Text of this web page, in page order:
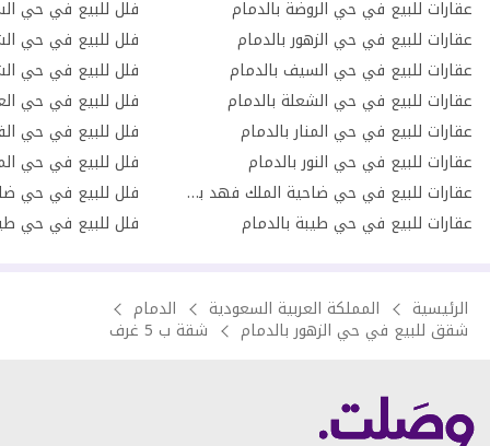
عقارات للبيع في حي الروضة بالدمام
عقارات للبيع في حي الزهور بالدمام
عقارات للبيع في حي السيف بالدمام
عقارات للبيع في حي الشعلة بالدمام
عقارات للبيع في حي المنار بالدمام
عقارات للبيع في حي النور بالدمام
عقارات للبيع في حي ضاحية الملك فهد بالدمام
عقارات للبيع في حي طيبة بالدمام
فلل للبيع في حي
فلل للبيع في حي
فلل للبيع في حي
فلل للبيع في حي
فلل للبيع في حي
فلل للبيع في حي
فلل للبيع في حي
الرئيسية المملكة العربية السعودية الدمام
شقق للبيع في حي الزهور بالدمام شقة ب 5 غرف